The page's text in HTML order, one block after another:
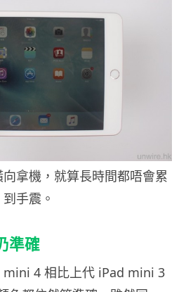
拿機，就算長時間都唔會累
到手震。
準確
mini 4 相比上代 iPad mini 3